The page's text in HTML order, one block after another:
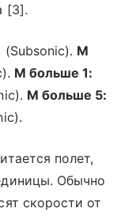
[3].
(Subsonic). М
М больше 1:
М больше 5:
полет,
Обычно
скорости от